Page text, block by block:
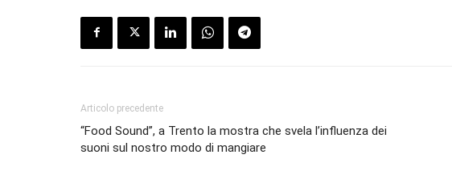
Articolo precedente
“Food Sound”, a Trento la mostra che svela l’influenza dei
suoni sul nostro modo di mangiare